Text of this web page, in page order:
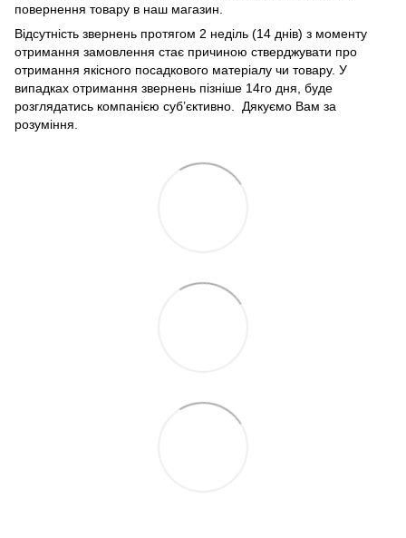
повернення товару в наш магазин.
Відсутність звернень протягом 2 неділь (14 днів) з моменту
отримання замовлення стає причиною стверджувати про
отримання якісного посадкового матеріалу чи товару. У
випадках отримання звернень пізніше 14го дня, буде
розглядатись компанією суб’єктивно. Дякуємо Вам за
розуміння.